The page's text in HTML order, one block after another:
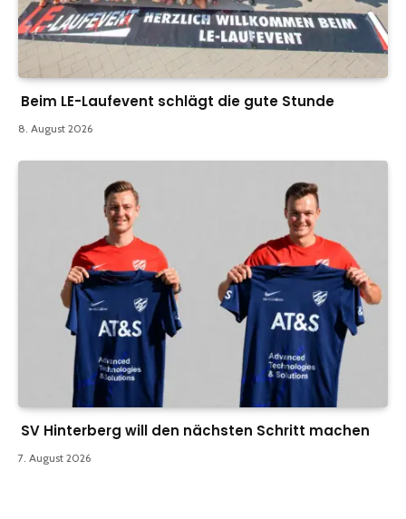
Beim LE-Laufevent schlägt die gute Stunde
8. August 2026
SV Hinterberg will den nächsten Schritt machen
7. August 2026